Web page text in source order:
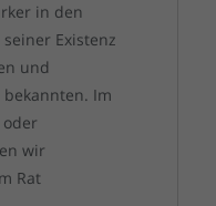
in den
Existenz
und
Im
wir
Rat